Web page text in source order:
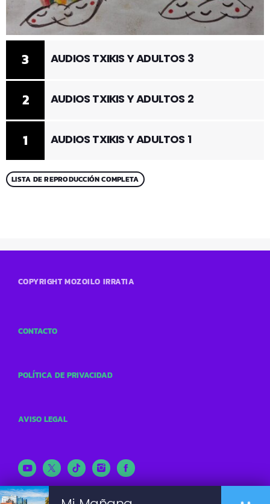
1 AUDIOS TXIKIS Y ADULTOS 1
2 AUDIOS TXIKIS Y ADULTOS 2
3 AUDIOS TXIKIS Y ADULTOS 3
LISTA DE REPRODUCCIÓN COMPLETA
COPYRIGHT MOZOILO IRRATIA
CONTACTO
POLÍTICA DE PRIVACIDAD
AVISO LEGAL